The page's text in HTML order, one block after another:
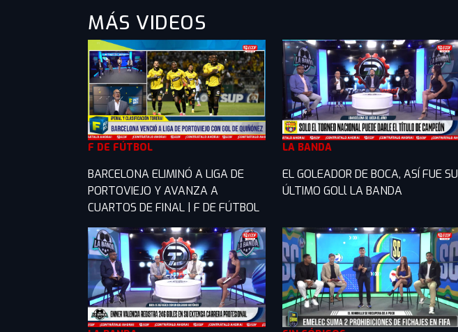
MÁS VIDEOS
F DE FÚTBOL
BARCELONA ELIMINÓ A LIGA DE
PORTOVIEJO Y AVANZA A
CUARTOS DE FINAL | F DE FÚTBOL
LA BANDA
EL GOLEADOR DE BOCA, ASÍ FUE SU
ÚLTIMO GOLl LA BANDA